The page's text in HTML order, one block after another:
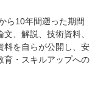
ら10年間遡った期間
、解説、技術資料、
料を自らが公開し、安
育・スキルアップへの